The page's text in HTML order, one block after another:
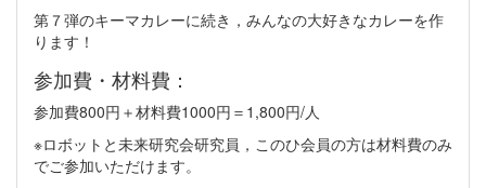
第７弾のキーマカレーに続き，みんなの大好きなカレーを作
ります！
参加費・材料費：
参加費800円＋材料費1000円＝1,800円/人
※ロボットと未来研究会研究員，このひ会員の方は材料費のみ
でご参加いただけます。